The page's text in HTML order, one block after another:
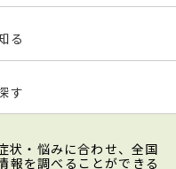
る
す
状・悩みに合わせ、全国
報を調べることができる